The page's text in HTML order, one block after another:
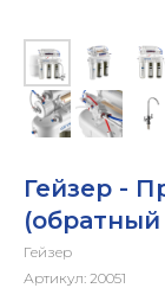
Гейзер -
Гейзер
Артикул: 20051